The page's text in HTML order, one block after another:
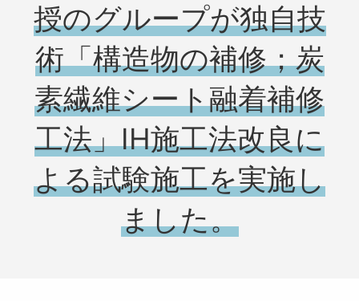
授のグループが独自技
術「構造物の補修；炭
素繊維シート融着補修
工法」IH施工法改良に
よる試験施工を実施し
ました。